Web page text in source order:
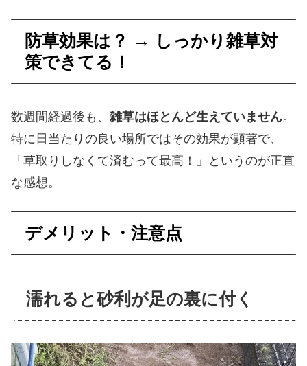
防草効果は？ → しっかり雑草対
策できてる！
数週間経過後も、 雑草はほとんど生えていません。
特に日当たりの良い場所ではその効果が顕著で、
「草取りしなくて済むって最高！」というのが正直
な感想。
デメリット・注意点
濡れると砂利が足の裏に付く